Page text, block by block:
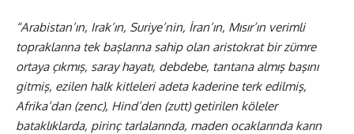
“Arabistan’ın, Irak’ın, Suriye’nin, İran’ın, Mısır’ın verimli
topraklarına tek başlarına sahip olan aristokrat bir zümre
ortaya çıkmış, saray hayatı, debdebe, tantana almış başını
gitmiş, ezilen halk kitleleri adeta kaderine terk edilmiş,
Afrika’dan (zenc), Hind’den (zutt) getirilen köleler
bataklıklarda, pirinç tarlalarında, maden ocaklarında karın